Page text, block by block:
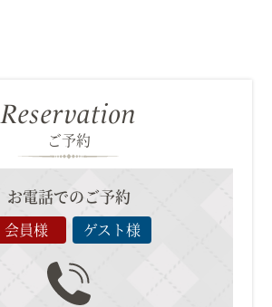
Reservation
ご予約
お電話でのご予約
会員様 ゲスト様